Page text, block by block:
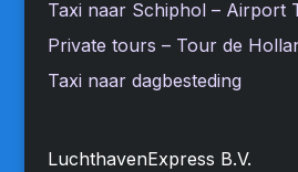
Taxi naar Schiphol – Airport
Private tours – Tour de
Taxi naar dagbesteding
LuchthavenExpress B.V.